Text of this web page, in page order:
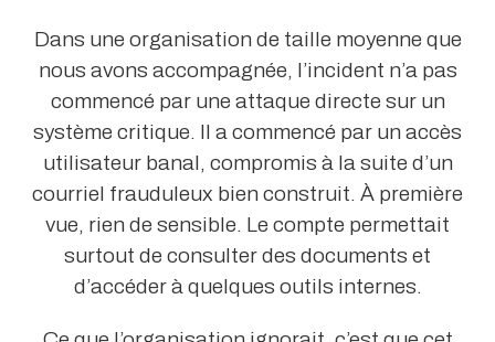
Dans une organisation de taille moyenne que
nous avons accompagnée, l’incident n’a pas
commencé par une attaque directe sur un
système critique. Il a commencé par un accès
utilisateur banal, compromis à la suite d’un
courriel frauduleux bien construit. À première
vue, rien de sensible. Le compte permettait
surtout de consulter des documents et
d’accéder à quelques outils internes.